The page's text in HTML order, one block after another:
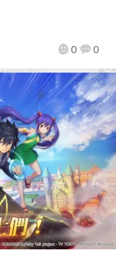
0 0